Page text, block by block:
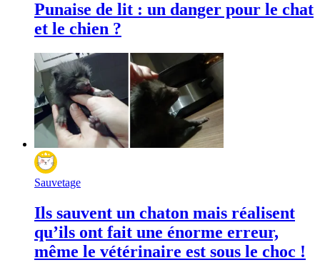
Punaise de lit : un danger pour le chat
et le chien ?
Sauvetage
Ils sauvent un chaton mais réalisent
qu’ils ont fait une énorme erreur,
même le vétérinaire est sous le choc !